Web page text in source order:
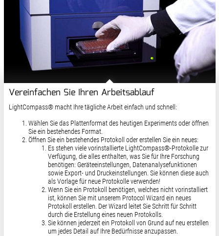
Vereinfachen Sie Ihren Arbeitsablauf
LightCompass® macht Ihre tägliche Arbeit einfach und schnell:
Wählen Sie das Plattenformat des heutigen Experiments oder öffnen
Sie ein bestehendes Format.
Öffnen Sie ein bestehendes Protokoll oder erstellen Sie ein neues:
Es stehen viele vorinstallierte LightCompass®-Protokolle zur
Verfügung, die alles enthalten, was Sie für Ihre Forschung
benötigen: Geräteeinstellungen, Datenanalysefunktionen
sowie Export- und Druckeinstellungen. Sie können diese auch
als Vorlage für neue Protokolle verwenden!
Wenn Sie ein Protokoll benötigen, welches nicht vorinstalliert
ist, können Sie mit unserem Protocol Wizard ein neues
Protokoll erstellen. Der Wizard leitet Sie Schritt für Schritt
durch die Erstellung eines neuen Protokolls.
Sie können jederzeit ein Protokoll von Grund auf neu erstellen
um jedes Detail auf Ihre Bedürfnisse anzupassen.